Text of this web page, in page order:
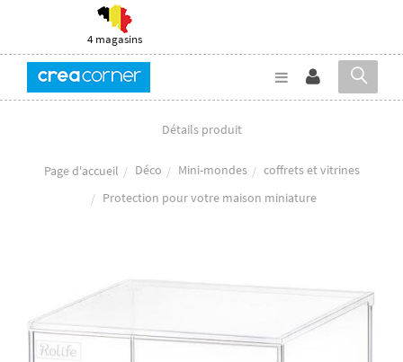
4 magasins
Détails produit
Page d'accueil Déco Mini-mondes
coffrets et vitrines
Protection pour votre maison miniature